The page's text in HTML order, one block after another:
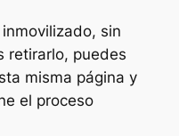
sin
retirarlo, puedes
misma página y
el proceso